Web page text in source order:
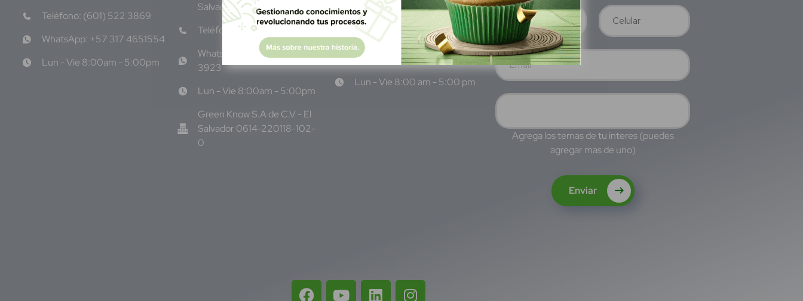
Teléfono: (601) 522 3869
WhatsApp: +57 317 4651554
Lun - Vie 8:00am - 5:00pm
Salvador Centro
Teléfono: +503 6986 1402
WhatsApp: +503 7687
3923
Lun - Vie 8:00am - 5:00pm
Green Know S.A de C.V - El
Salvador 0614-220118-102-
0
Benito Juárez, C.P. 03020,
CDMX
WhatsApp: +52 1 331 407
6342
Lun - Vie 8:00 am - 5:00 pm
Agrega los temas de tu interes (puedes
agregar mas de uno)
Enviar